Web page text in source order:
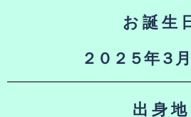
お 誕 生
２０２５年３
出 身 地